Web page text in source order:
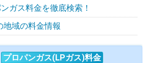
ガス料金を徹底検索！
地域の料金情報
プロパンガス(LPガス)料金